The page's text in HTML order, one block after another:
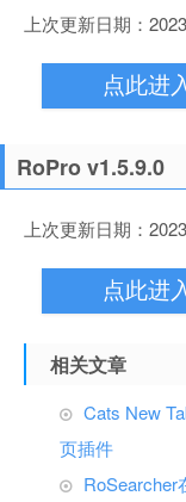
上次更新日期：
点此进
RoPro v1.5.9.0
上次更新日期：
点此进
相关文章
Cats New
页插件
RoSearcher